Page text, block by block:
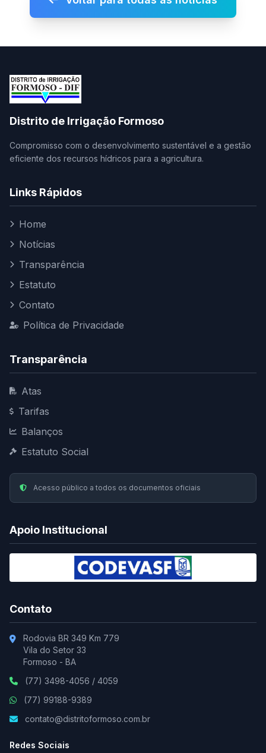
Distrito de Irrigação Formoso
Compromisso com o desenvolvimento sustentável e a gestão
eficiente dos recursos hídricos para a agricultura.
Links Rápidos
Home
Notícias
Transparência
Estatuto
Contato
Política de Privacidade
Transparência
Atas
Tarifas
Balanços
Estatuto Social
Acesso público a todos os documentos oficiais
Apoio Institucional
Contato
Rodovia BR 349 Km 779
Vila do Setor 33
Formoso - BA
(77) 3498-4056 / 4059
(77) 99188-9389
contato@distritoformoso.com.br
Redes Sociais